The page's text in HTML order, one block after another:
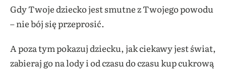
Gdy Twoje dziecko jest smutne z Twojego powodu
– nie bój się przeprosić.
A poza tym pokazuj dziecku, jak ciekawy jest świat,
zabieraj go na lody i od czasu do czasu kup cukrową